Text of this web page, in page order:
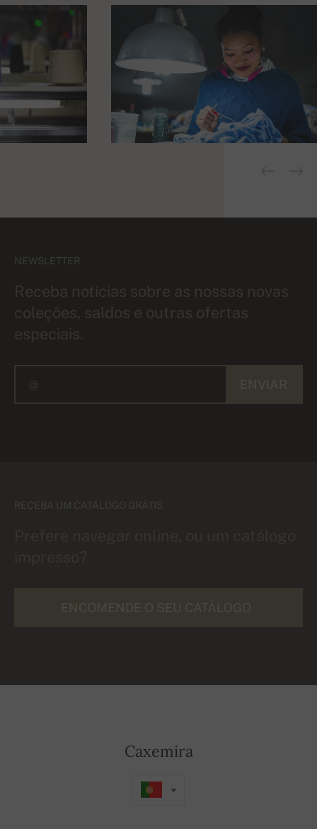
NEWSLETTER
Receba notícias sobre as nossas novas
coleções, saldos e outras ofertas
especiais.
RECEBA UM CATÁLOGO GRÁTIS
Caxemira